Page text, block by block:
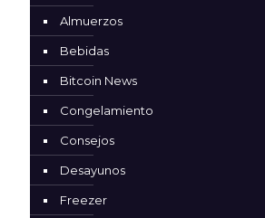
Almuerzos
Bebidas
Bitcoin News
Congelamiento
Consejos
Desayunos
Freezer